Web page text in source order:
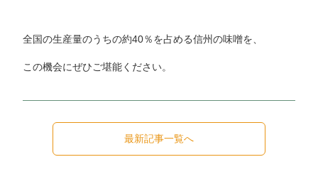
全国の生産量のうちの約40％を占める信州の味噌を、
この機会にぜひご堪能ください。
最新記事一覧へ